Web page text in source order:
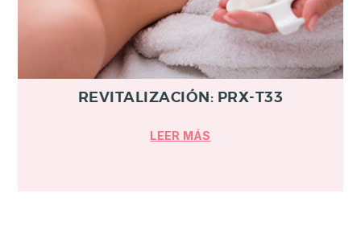
REVITALIZACIÓN: PRX-T33
LEER MÁS